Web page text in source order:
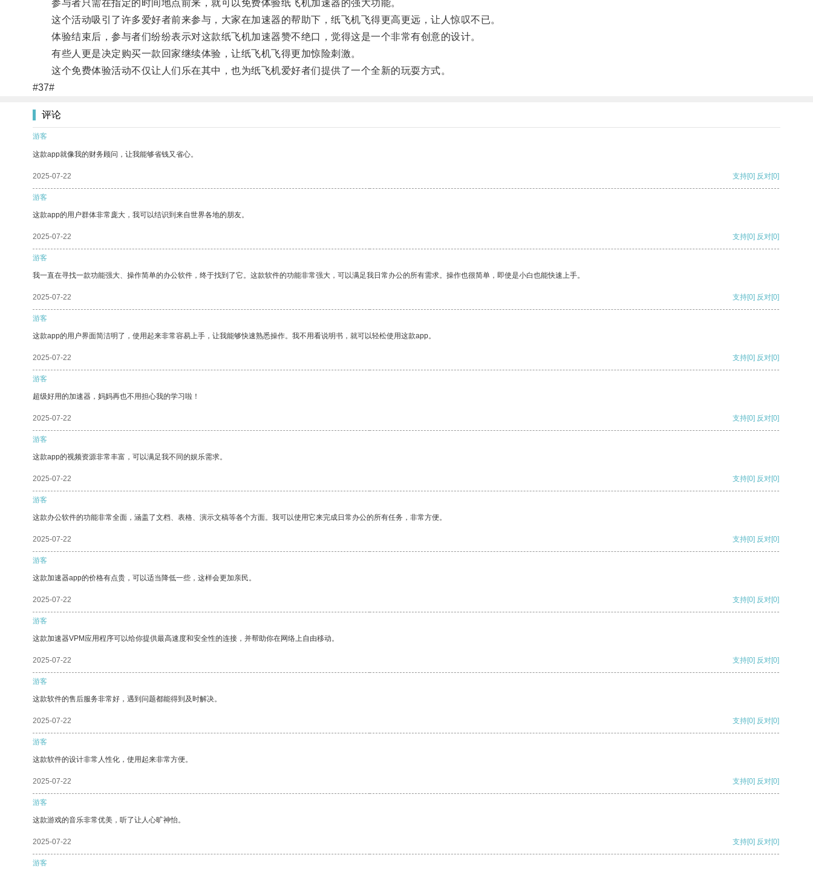
参与者只需在指定的时间地点前来，就可以免费体验纸飞机加速器的强大功能。
这个活动吸引了许多爱好者前来参与，大家在加速器的帮助下，纸飞机飞得更高更远，让人惊叹不已。
体验结束后，参与者们纷纷表示对这款纸飞机加速器赞不绝口，觉得这是一个非常有创意的设计。
有些人更是决定购买一款回家继续体验，让纸飞机飞得更加惊险刺激。
这个免费体验活动不仅让人们乐在其中，也为纸飞机爱好者们提供了一个全新的玩耍方式。
#37#
评论
游客
这款app就像我的财务顾问，让我能够省钱又省心。
2025-07-22 支持[0] 反对[0]
游客
这款app的用户群体非常庞大，我可以结识到来自世界各地的朋友。
2025-07-22 支持[0] 反对[0]
游客
我一直在寻找一款功能强大、操作简单的办公软件，终于找到了它。这款软件的功能非常强大，可以满足我日常办公的所有需求。操作也很简单，即使是小白也能快速上手。
2025-07-22 支持[0] 反对[0]
游客
这款app的用户界面简洁明了，使用起来非常容易上手，让我能够快速熟悉操作。我不用看说明书，就可以轻松使用这款app。
2025-07-22 支持[0] 反对[0]
游客
超级好用的加速器，妈妈再也不用担心我的学习啦！
2025-07-22 支持[0] 反对[0]
游客
这款app的视频资源非常丰富，可以满足我不同的娱乐需求。
2025-07-22 支持[0] 反对[0]
游客
这款办公软件的功能非常全面，涵盖了文档、表格、演示文稿等各个方面。我可以使用它来完成日常办公的所有任务，非常方便。
2025-07-22 支持[0] 反对[0]
游客
这款加速器app的价格有点贵，可以适当降低一些，这样会更加亲民。
2025-07-22 支持[0] 反对[0]
游客
这款加速器VPM应用程序可以给你提供最高速度和安全性的连接，并帮助你在网络上自由移动。
2025-07-22 支持[0] 反对[0]
游客
这款软件的售后服务非常好，遇到问题都能得到及时解决。
2025-07-22 支持[0] 反对[0]
游客
这款软件的设计非常人性化，使用起来非常方便。
2025-07-22 支持[0] 反对[0]
游客
这款游戏的音乐非常优美，听了让人心旷神怡。
2025-07-22 支持[0] 反对[0]
游客